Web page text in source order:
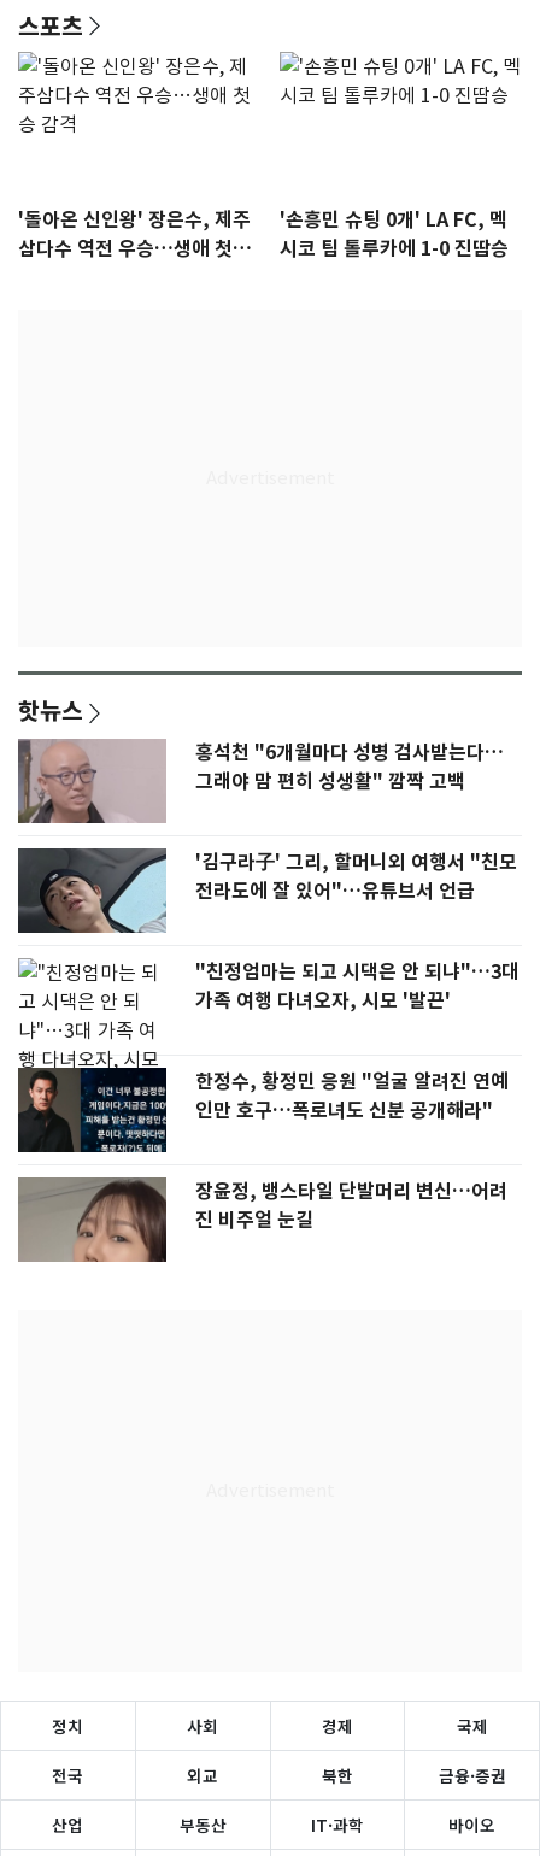
스포츠
'돌아온 신인왕' 장은수, 제주
삼다수 역전 우승…생애 첫승
'손흥민 슈팅 0개' LA FC, 멕
시코 팀 톨루카에 1-0 진땀승
핫뉴스
홍석천 "6개월마다 성병 검사받는다…
그래야 맘 편히 성생활" 깜짝 고백
'김구라子' 그리, 할머니외 여행서 "친모
전라도에 잘 있어"…유튜브서 언급
"친정엄마는 되고 시댁은 안 되냐"…3대
가족 여행 다녀오자, 시모 '발끈'
한정수, 황정민 응원 "얼굴 알려진 연예
인만 호구…폭로녀도 신분 공개해라"
장윤정, 뱅스타일 단발머리 변신…어려
진 비주얼 눈길
정치 사회 경제 국제
전국 외교 북한 금융·증권
산업 부동산 IT·과학 바이오